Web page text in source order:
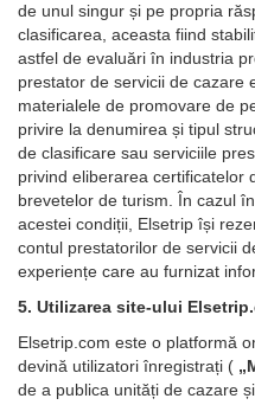
de unul singur și pe propria
clasificarea, aceasta fiind
astfel de evaluări în industria
prestator de servicii de cazare
materialele de promovare de
privire la denumirea și tipul
de clasificare sau serviciile
privind eliberarea certificatelor
brevetelor de turism. În cazul
acestei condiții, Elsetrip își
contul prestatorilor de servicii
experiențe care au furnizat
5. Utilizarea site-ului
Elsetrip.com este o platformă
devină utilizatori înregistrați (
de a publica unități de cazare